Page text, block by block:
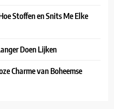
Stoffen en Snits Me Elke
Doen Lijken
Charme van Boheemse